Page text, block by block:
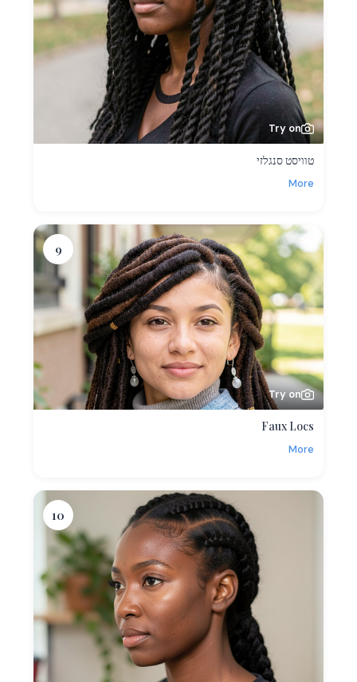
Try on
טוויסט סנגלזי
More
9
Try on
Faux Locs
More
10